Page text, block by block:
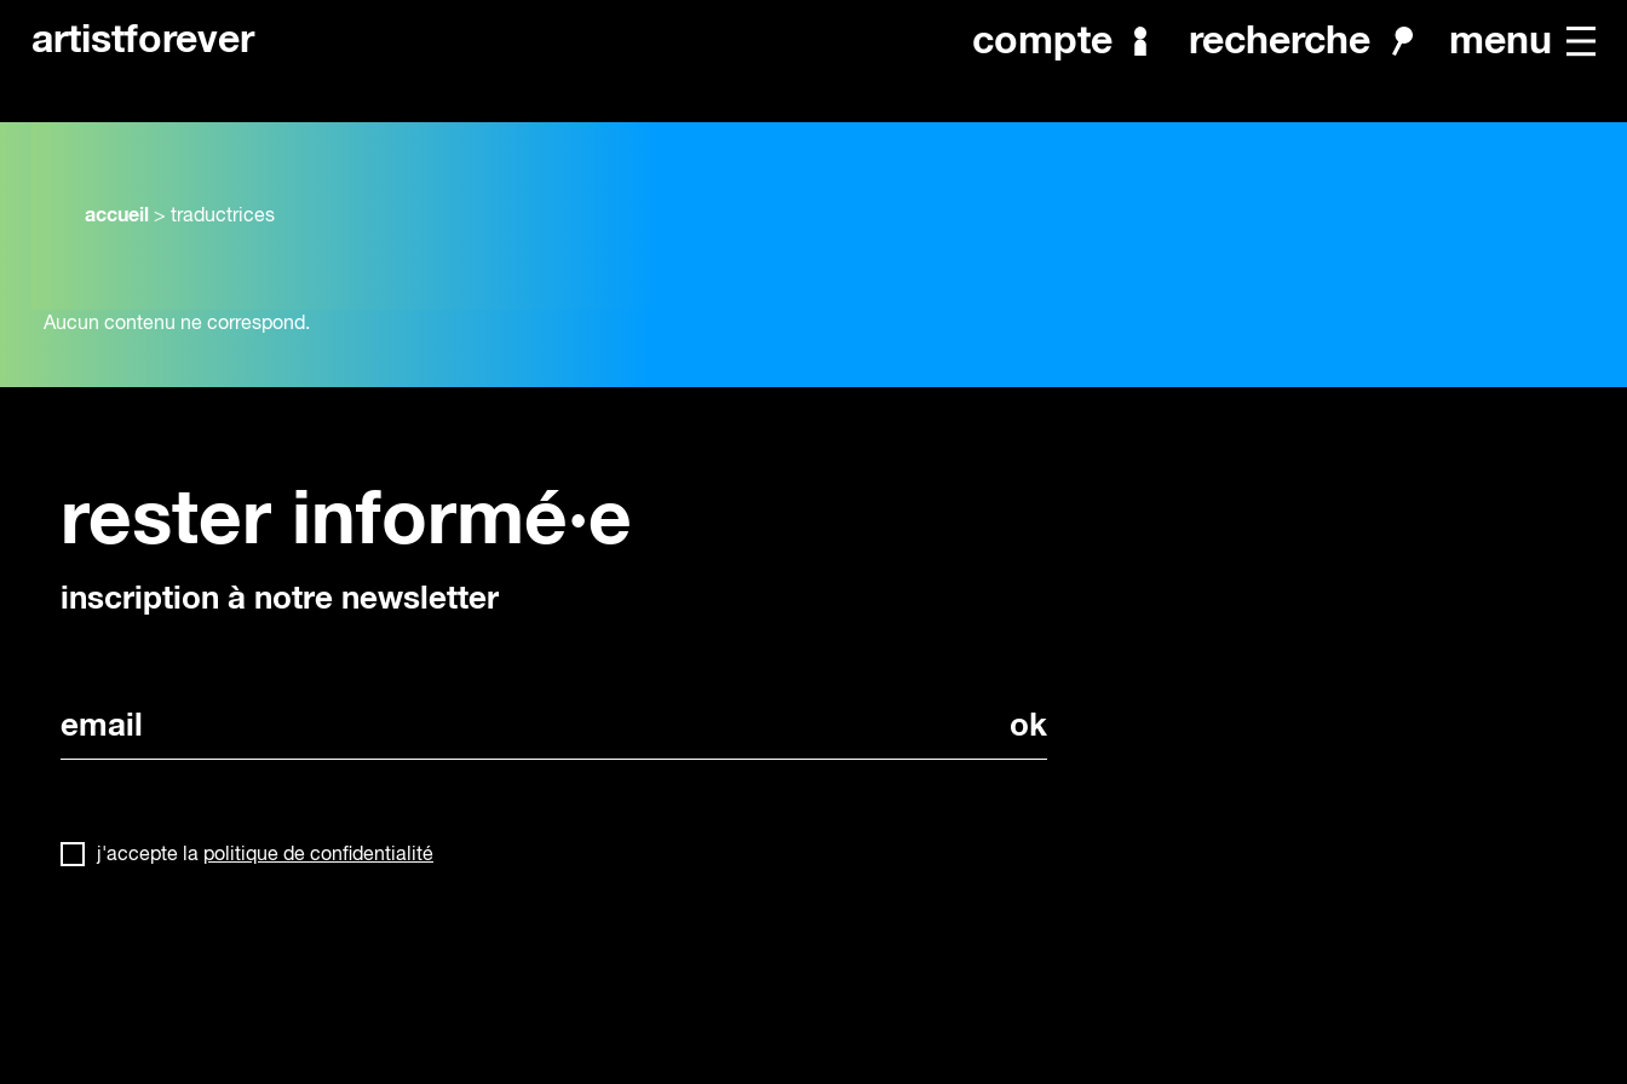
artistforever compte recherche menu
accueil > traductrices
Aucun contenu ne correspond.
rester informé·e
inscription à notre newsletter
j'accepte la politique de confidentialité